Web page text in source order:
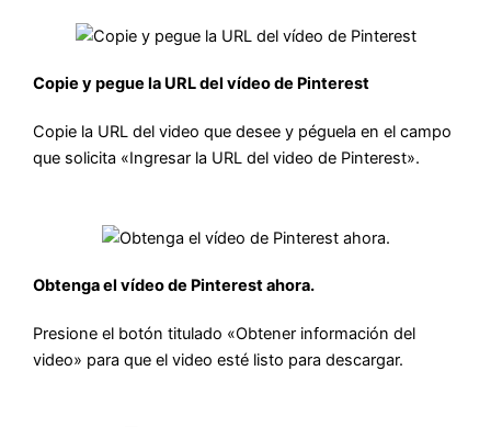
Copie y pegue la URL del vídeo de Pinterest
Copie la URL del video que desee y péguela en el campo
que solicita «Ingresar la URL del video de Pinterest».
Obtenga el vídeo de Pinterest ahora.
Presione el botón titulado «Obtener información del
video» para que el video esté listo para descargar.